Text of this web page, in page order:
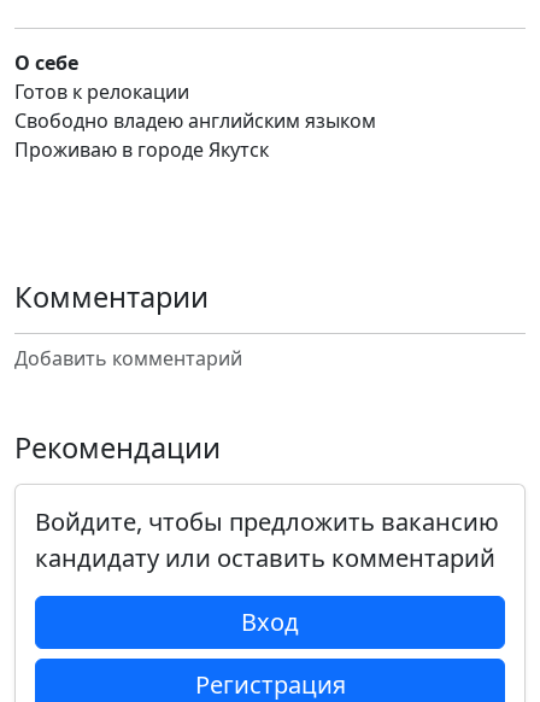
О себе
Готов к релокации
Свободно владею английским языком
Проживаю в городе Якутск
Комментарии
Добавить комментарий
Рекомендации
Войдите, чтобы предложить вакансию
кандидату или оставить комментарий
Вход
Регистрация